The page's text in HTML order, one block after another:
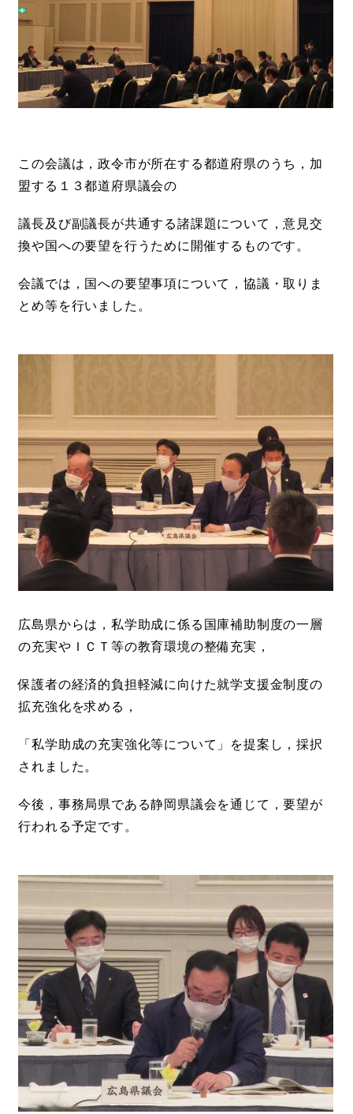
この会議は，政令市が所在する都道府県のうち，加
盟する１３都道府県議会の
議長及び副議長が共通する諸課題について，意見交
換や国への要望を行うために開催するものです。
会議では，国への要望事項について，協議・取りま
とめ等を行いました。
広島県からは，私学助成に係る国庫補助制度の一層
の充実やＩＣＴ等の教育環境の整備充実，
保護者の経済的負担軽減に向けた就学支援金制度の
拡充強化を求める，
「私学助成の充実強化等について」を提案し，採択
されました。
今後，事務局県である静岡県議会を通じて，要望が
行われる予定です。